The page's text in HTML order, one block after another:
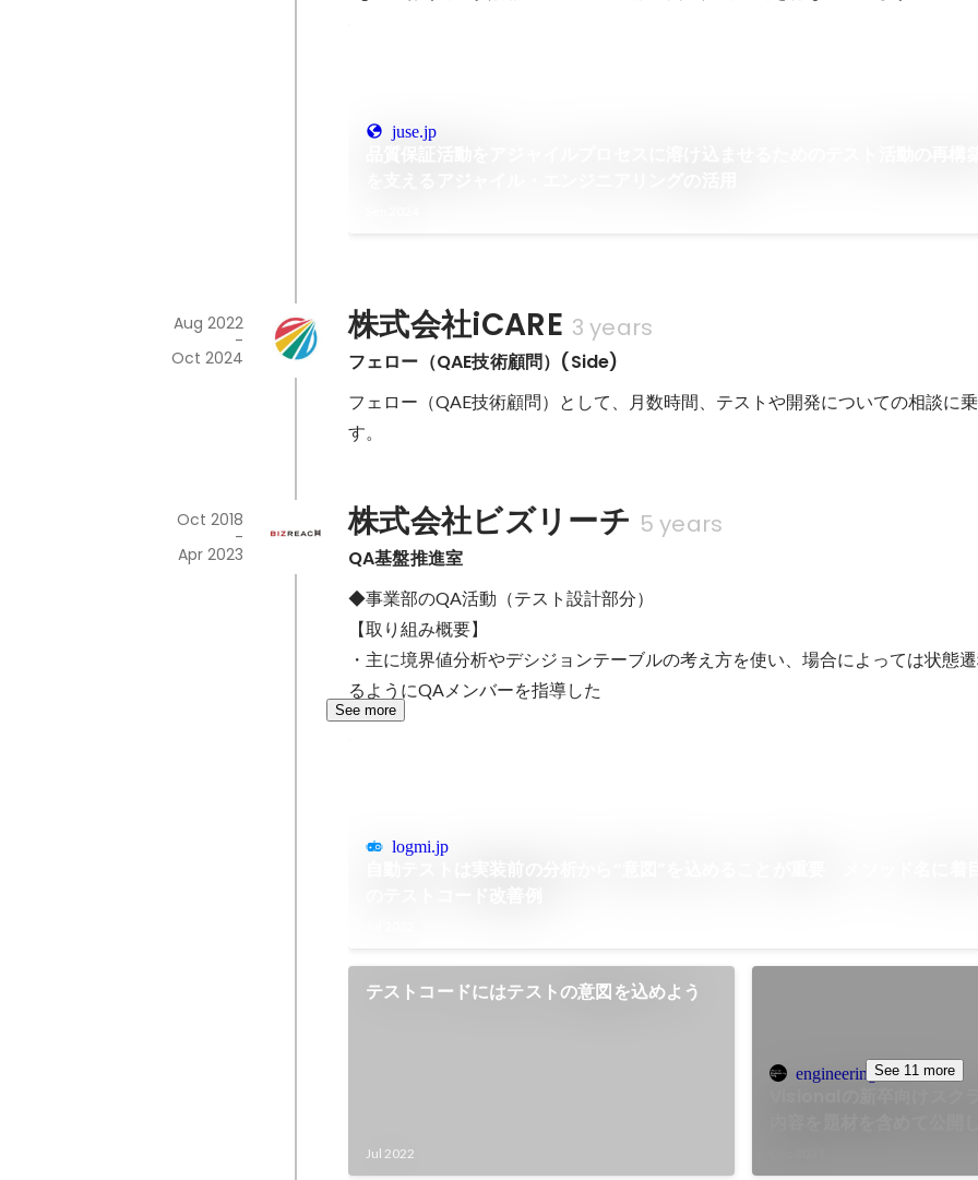
juse.jp
株式会社iCARE 3 years
フェロー（QAE技術顧問）(Side)
Aug 2022
-
Oct 2024
フェロー（QAE技術顧問）として、月数時間、テストや開発についての相談に
す。
株式会社ビズリーチ 5 years
QA基盤推進室
Oct 2018
-
Apr 2023
◆事業部のQA活動（テスト設計部分）
【取り組み概要】
・主に境界値分析やデシジョンテーブルの考え方を使い、場合によっては状態
るようにQAメンバーを指導した
See more
logmi.jp
テストコードにはテストの意図を込めよう
Jul 2022
engineering.visional.inc
See 11 more